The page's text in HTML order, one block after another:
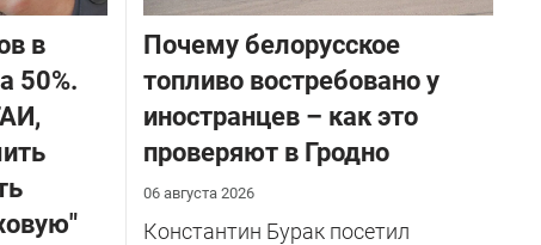
в
50%.
Почему белорусское
топливо востребовано у
иностранцев – как это
проверяют в Гродно
06 августа 2026
Константин Бурак посетил